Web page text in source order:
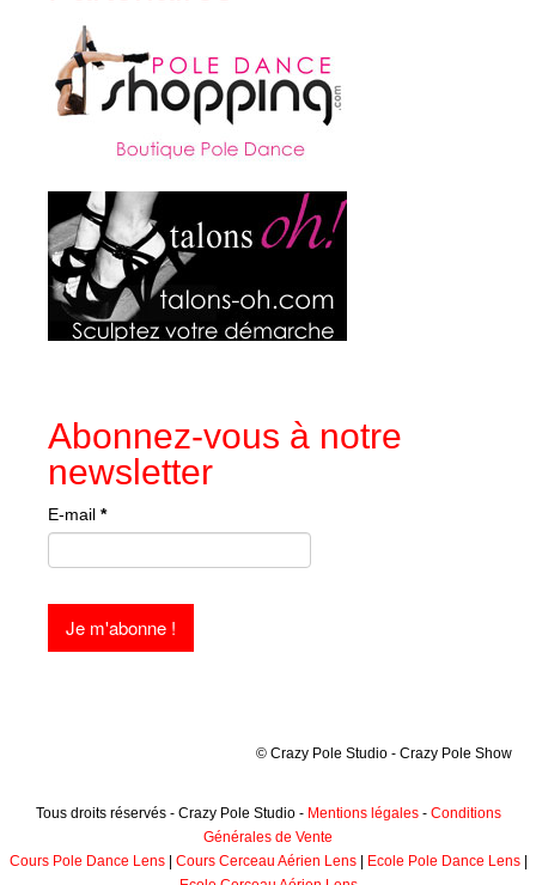
Abonnez-vous à notre
newsletter
E-mail *
© Crazy Pole Studio - Crazy Pole Show
Tous droits réservés - Crazy Pole Studio - Mentions légales- Conditions
Générales de Vente
Cours Pole Dance Lens| Cours Cerceau Aérien Lens| Ecole Pole Dance Lens|